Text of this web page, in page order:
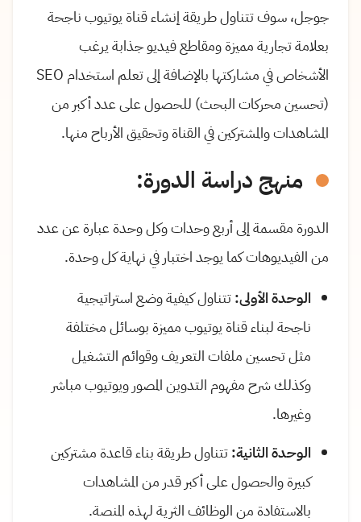
جوجل، سوف تتناول طريقة إنشاء قناة يوتيوب ناجحة
بعلامة تجارية مميزة ومقاطع فيديو جذابة يرغب
الأشخاص في مشاركتها بالإضافة إلى تعلم استخدام SEO
(تحسين محركات البحث) للحصول على عدد أكبر من
المشاهدات والمشتركين في القناة وتحقيق الأرباح منها.
منهج دراسة الدورة:
الدورة مقسمة إلى أربع وحدات وكل وحدة عبارة عن عدد
من الفيديوهات كما يوجد اختبار في نهاية كل وحدة.
الوحدة الأولى:تتناول كيفية وضع استراتيجية
ناجحة لبناء قناة يوتيوب مميزة بوسائل مختلفة
مثل تحسين ملفات التعريف وقوائم التشغيل
وكذلك شرح مفهوم التدوين المصور ويوتيوب مباشر
وغيرها.
الوحدة الثانية:تتناول طريقة بناء قاعدة مشتركين
كبيرة والحصول على أكبر قدر من المشاهدات
بالاستفادة من الوظائف الثرية لهذه المنصة.